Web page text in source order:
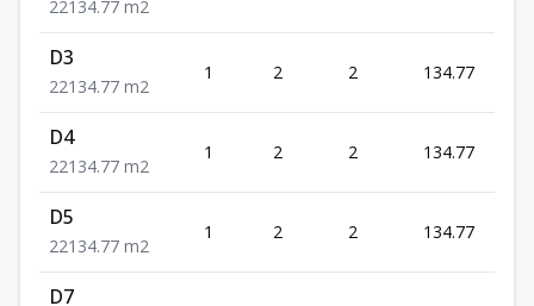
22134.77 m2
D3
22134.77 m2
1 2 2 134.77
D4
22134.77 m2
1 2 2 134.77
D5
22134.77 m2
1 2 2 134.77
D7